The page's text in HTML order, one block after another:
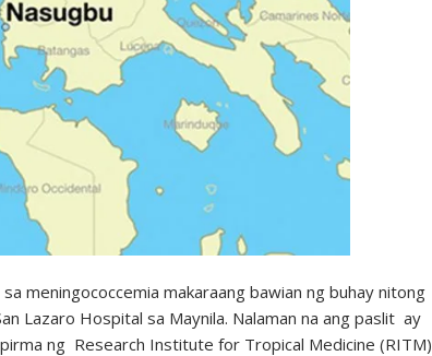
meningococcemia makaraang bawian ng buhay nitong
Lazaro Hospital sa Maynila. Nalaman na ang paslit ay
ng Research Institute for Tropical Medicine (RITM)